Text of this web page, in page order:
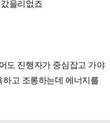
을리없죠
도 진행자가 중심잡고 가야
고 조롱하는데 에너지를